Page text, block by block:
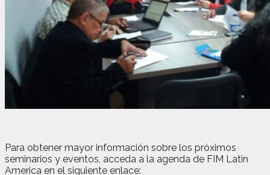
Para obtener mayor información sobre los próximos
seminarios y eventos, acceda a la agenda de FIM Latin
America en el siguiente enlace: